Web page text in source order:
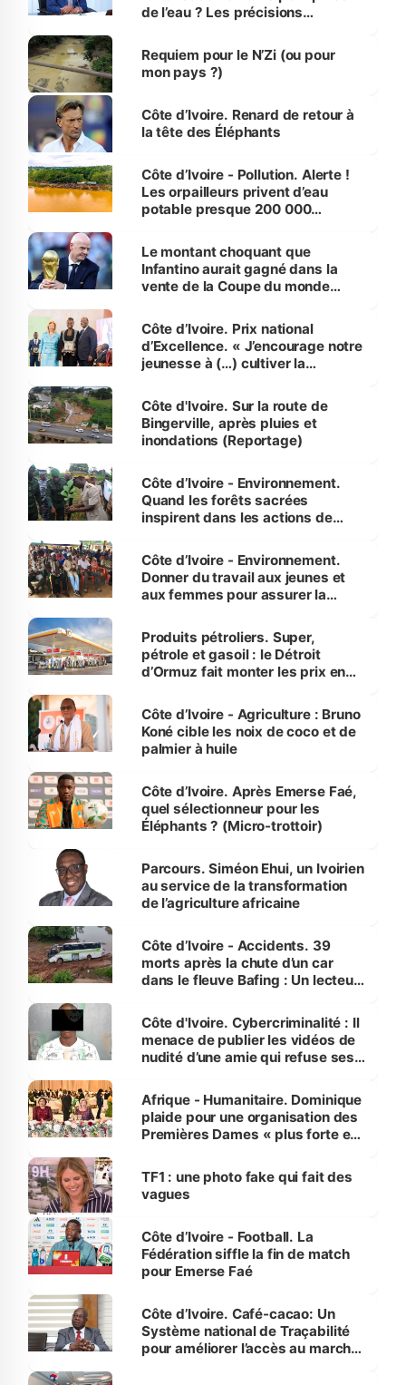
de l’eau ? Les précisions
Requiem pour le N’Zi (ou pour
mon pays ?)
Côte d’Ivoire. Renard de retour à
la tête des Éléphants
Côte d’Ivoire - Pollution. Alerte !
Les orpailleurs privent d’eau
potable presque 200 000
Le montant choquant que
Infantino aurait gagné dans la
vente de la Coupe du monde
Côte d’Ivoire. Prix national
d’Excellence. « J’encourage notre
jeunesse à (…) cultiver la
(Alassane Ouattara
Côte d'Ivoire. Sur la route de
Bingerville, après pluies et
inondations (Reportage)
Côte d’Ivoire - Environnement.
Quand les forêts sacrées
inspirent dans les actions de
Côte d’Ivoire - Environnement.
Donner du travail aux jeunes et
aux femmes pour assurer la
menacées
Produits pétroliers. Super,
pétrole et gasoil : le Détroit
d’Ormuz fait monter les prix en
Côte d’Ivoire - Agriculture : Bruno
Koné cible les noix de coco et de
palmier à huile
Côte d’Ivoire. Après Emerse Faé,
quel sélectionneur pour les
Éléphants ? (Micro-trottoir)
Parcours. Siméon Ehui, un Ivoirien
au service de la transformation
de l’agriculture africaine
Côte d’Ivoire - Accidents. 39
morts après la chute d’un car
dans le fleuve Bafing : Un lecteur
des Transports
Côte d'Ivoire. Cybercriminalité : Il
menace de publier les vidéos de
nudité d’une amie qui refuse ses
Afrique - Humanitaire. Dominique
plaide pour une organisation des
Premières Dames « plus forte et
sur la scène internationale »
TF1 : une photo fake qui fait des
vagues
Côte d’Ivoire - Football. La
Fédération siffle la fin de match
pour Emerse Faé
Côte d’Ivoire. Café-cacao: Un
Système national de Traçabilité
pour améliorer l’accès au marché